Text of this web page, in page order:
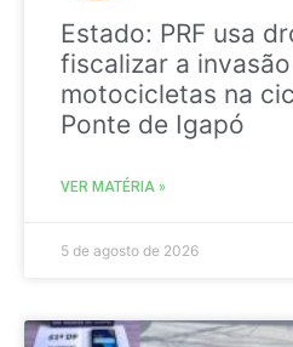
Estado: PRF usa
fiscalizar a
motocicletas na
Ponte de Igapó
VER MATÉRIA »
5 de agosto de 2026